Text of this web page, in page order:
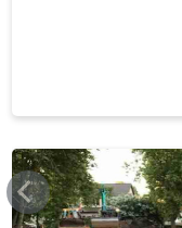
KIVIPARTNER.EE